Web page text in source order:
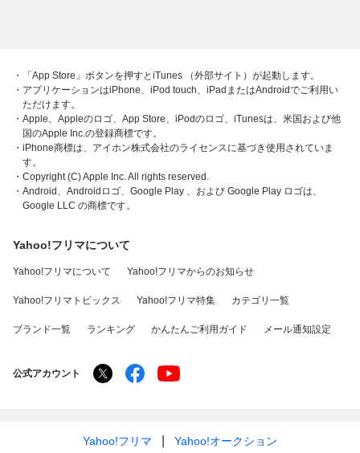
・「App Store」ボタンを押すとiTunes （外部サイト）が起動します。
・アプリケーションはiPhone、iPod touch、iPadまたはAndroidでご利用い
ただけます。
・Apple、Appleのロゴ、App Store、iPodのロゴ、iTunesは、米国および他
国のApple Inc.の登録商標です。
・iPhone商標は、アイホン株式会社のライセンスに基づき使用されていま
す。
・Copyright (C) Apple Inc. All rights reserved.
・Android、Androidロゴ、Google Play 、および Google Play ロゴは、
Google LLC の商標です。
Yahoo!フリマについて
Yahoo!フリマについて Yahoo!フリマからのお知らせ
Yahoo!フリマトピックス Yahoo!フリマ特集 カテゴリ一覧
ブランド一覧 ランキング かんたんご利用ガイド メール通知設定
公式アカウント
Yahoo!フリマ Yahoo!オークション